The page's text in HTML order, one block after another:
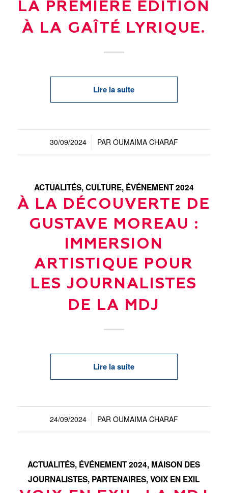
LA PREMIÈRE ÉDITION
À LA GAÎTÉ LYRIQUE.
Lire la suite
30/09/2024
/ PAR OUMAIMA CHARAF
ACTUALITÉS,CULTURE, ÉVÉNEMENT 2024
À LA DÉCOUVERTE DE
GUSTAVE MOREAU :
IMMERSION
ARTISTIQUE POUR
LES JOURNALISTES
DE LA MDJ
Lire la suite
24/09/2024
/ PAR OUMAIMA CHARAF
ACTUALITÉS, ÉVÉNEMENT 2024, MAISON DES
JOURNALISTES, PARTENAIRES,VOIX EN EXIL